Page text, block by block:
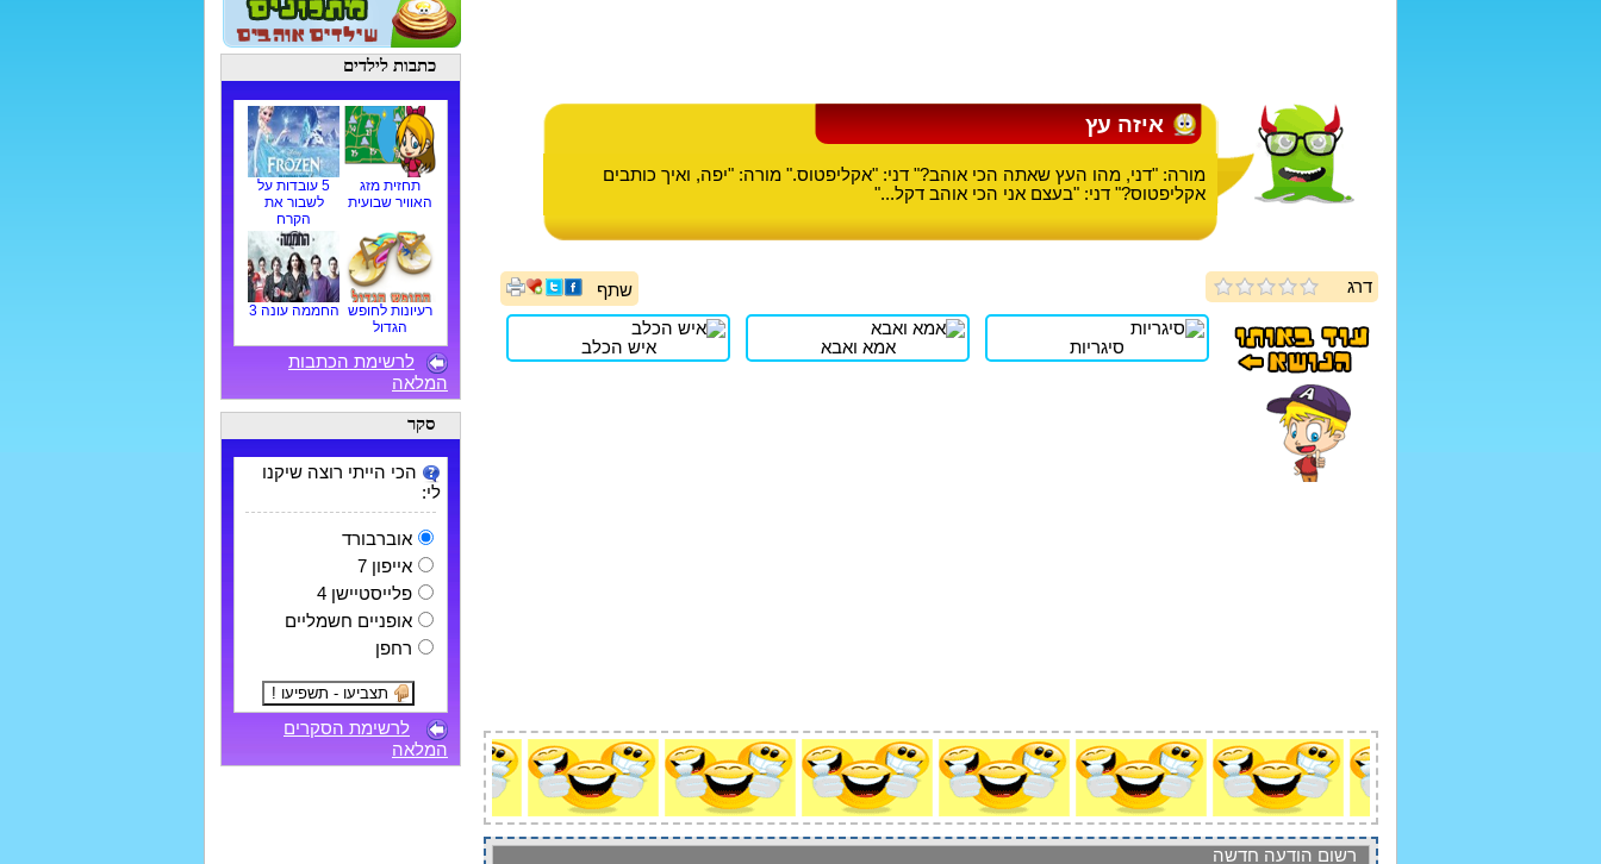
איזה עץ
מורה: "דני, מהו העץ שאתה הכי אוהב?" דני: "אקליפטוס." מורה: "יפה, ואיך כותבים
אקליפטוס?" דני: "בעצם אני הכי אוהב דקל..."
דרג שתף
סיגריות אמא ואבא איש הכלב
רשום הודעה חדשה
כתבות לילדים
תחזית מזג
האוויר שבועית
5 עובדות על
לשבור את
הקרח
רעיונות לחופש
הגדול
החממה עונה 3
לרשימת הכתבות
המלאה
סקר
הכי הייתי רוצה שיקנו
לי:
אוברבורד
אייפון 7
פלייסטיישן 4
אופניים חשמליים
רחפן
לרשימת הסקרים
המלאה